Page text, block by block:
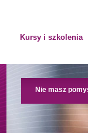
Kursy i szkolenia
Nie masz